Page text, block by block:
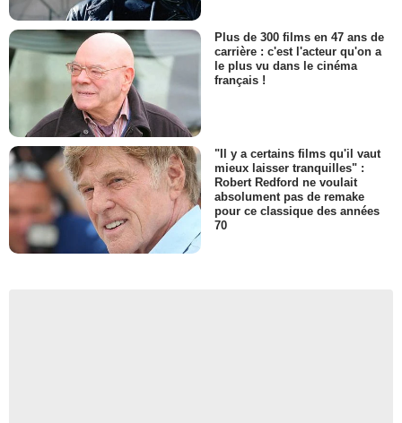
Plus de 300 films en 47 ans de
carrière : c'est l'acteur qu'on a
le plus vu dans le cinéma
français !
"Il y a certains films qu'il vaut
mieux laisser tranquilles" :
Robert Redford ne voulait
absolument pas de remake
pour ce classique des années
70